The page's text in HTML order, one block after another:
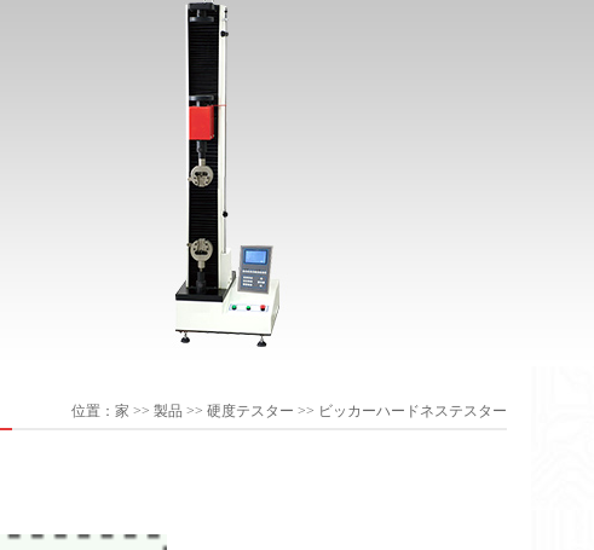
位置： 家 >> 製品 >> 硬度テスター >> ビッカーハードネステスター